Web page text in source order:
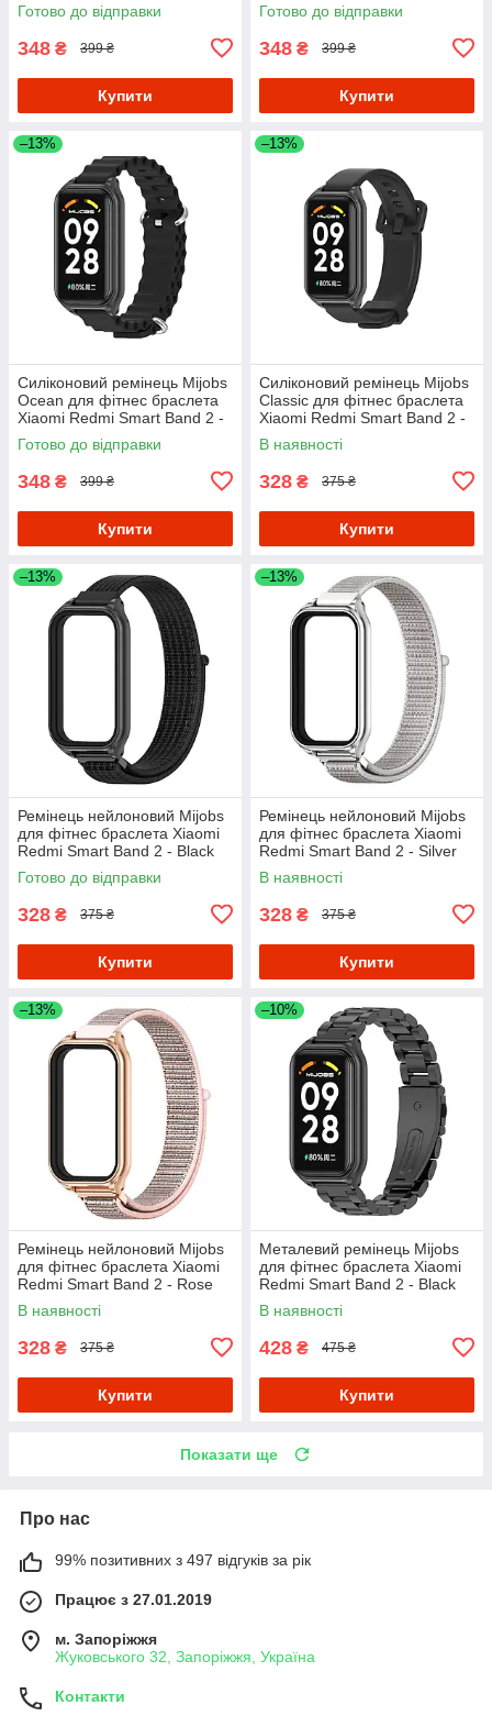
Готово до відправки
348 ₴ 399 ₴
Купити
Готово до відправки
348 ₴ 399 ₴
Купити
–13%
Силіконовий ремінець Mijobs
Ocean для фітнес браслета
Xiaomi Redmi Smart Band 2 -
Black
Готово до відправки
348 ₴ 399 ₴
Купити
–13%
Силіконовий ремінець Mijobs
Classic для фітнес браслета
Xiaomi Redmi Smart Band 2 -
Black
В наявності
328 ₴ 375 ₴
Купити
–13%
Ремінець нейлоновий Mijobs
для фітнес браслета Xiaomi
Redmi Smart Band 2 - Black
Готово до відправки
328 ₴ 375 ₴
Купити
–13%
Ремінець нейлоновий Mijobs
для фітнес браслета Xiaomi
Redmi Smart Band 2 - Silver
В наявності
328 ₴ 375 ₴
Купити
–13%
Ремінець нейлоновий Mijobs
для фітнес браслета Xiaomi
Redmi Smart Band 2 - Rose
Gold
В наявності
328 ₴ 375 ₴
Купити
–10%
Металевий ремінець Mijobs
для фітнес браслета Xiaomi
Redmi Smart Band 2 - Black
В наявності
428 ₴ 475 ₴
Купити
Показати ще
Про нас
99% позитивних з 497 відгуків за рік
Працює з 27.01.2019
м. Запоріжжя
Жуковського 32, Запоріжжя, Україна
Контакти